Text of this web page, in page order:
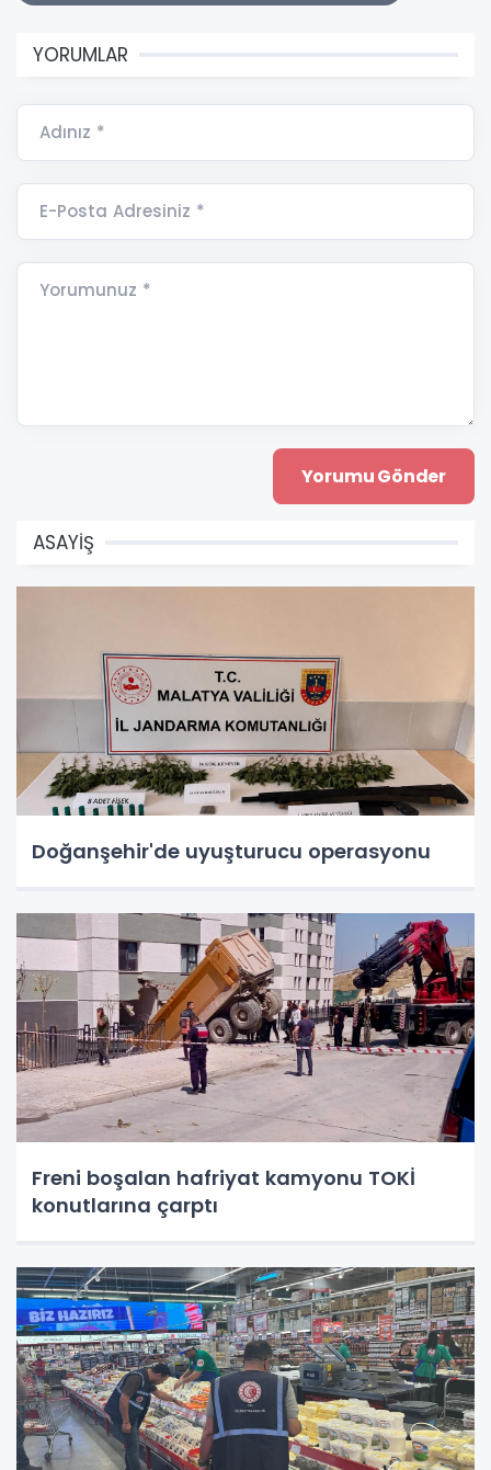
YORUMLAR
Adınız *
E-Posta Adresiniz *
Yorumunuz *
ASAYİŞ
Doğanşehir'de uyuşturucu operasyonu
Freni boşalan hafriyat kamyonu TOKİ
konutlarına çarptı